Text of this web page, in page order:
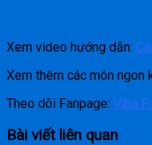
Xem video hướng dẫn:
Xem thêm các món ngon
Theo dõi Fanpage: Viba
Bài viết liên quan